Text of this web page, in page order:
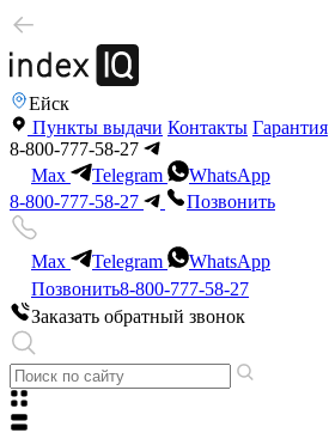
Ейск
Пункты выдачи Контакты Гарантия
8-800-777-58-27
Max
Telegram
WhatsApp
8-800-777-58-27
Позвонить
Max Telegram
WhatsApp
Позвонить8-800-777-58-27
Заказать обратный звонок